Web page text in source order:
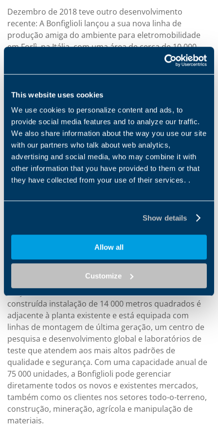
This website uses cookies
We use cookies to personalize content and ads, to
provide social media features and to analyze our traffic.
We also share information about the way you use our site
with our partners who talk about web analytics,
advertising and social media, who may combine it with
other information that you have provided to them or that
they have collected from your use of their services. .
Show details
Allow all
Customize
Dezembro de 2018 teve outro desenvolvimento
recente: A Bonfiglioli lançou a sua nova linha de
produção amiga do ambiente para eletromobilidade
em Forlì, na Itália, com uma área de cerca de 10 000
metros quadrados. Totalmente dedicada à produção
linha de produção foi implementada com a adoção de
uma ampla gama de tecnologias da Indústria 4.0 e
concebida com alto nível de flexibilidade, resultando na
capacidade de gerenciar 25 000 produtos por ano de
todas as formas e tamanhos, com tempos reduzidos
de configuração da máquina. De acordo com Marco
Cesari, Gerente Geral da Unidade de Negócios das
Indústrias de Mobilidade & Vento, “Esta expansão nos
dá a oportunidade de suportar melhor nossos clientes
com soluções inovadoras para veículos industriais e
melhor tecnologia da Indústria 4.0, para criar
processos flexíveis e melhorar os padrões de
qualidade e produtividade.”
gerenciamento familiar - Forever Forward -, a Bonfiglioli
lançou uma nova fábrica em Chennai, na Índia. A recém
construída instalação de 14 000 metros quadrados é
adjacente à planta existente e está equipada com
linhas de montagem de última geração, um centro de
pesquisa e desenvolvimento global e laboratórios de
teste que atendem aos mais altos padrões de
qualidade e segurança. Com uma capacidade anual de
75 000 unidades, a Bonfiglioli pode gerenciar
diretamente todos os novos e existentes mercados,
também como os clientes nos setores todo-o-terreno,
construção, mineração, agrícola e manipulação de
materiais.